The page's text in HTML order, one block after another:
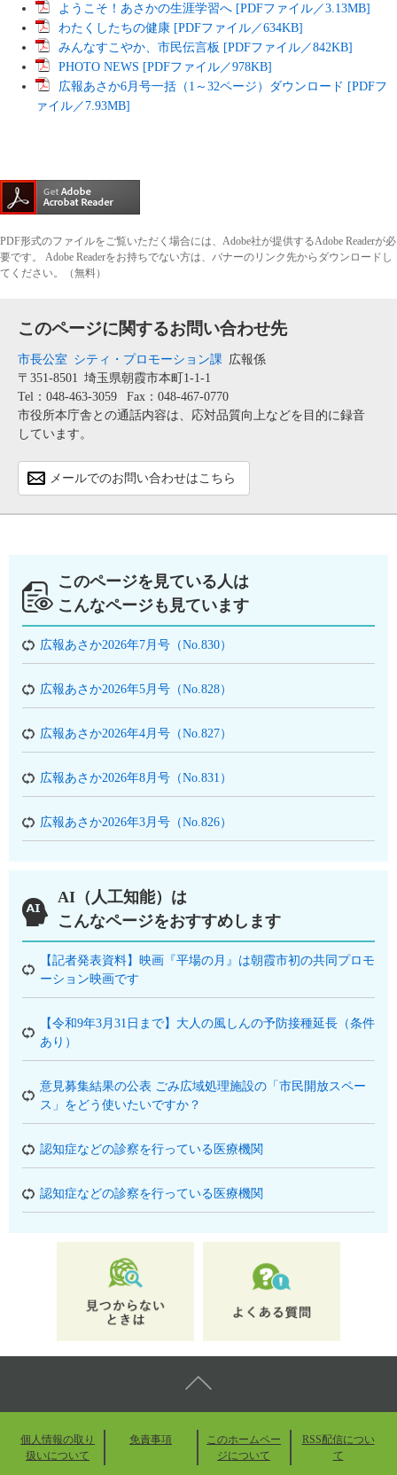
ようこそ！あさかの生涯学習へ [PDFファイル／3.13MB]
わたくしたちの健康 [PDFファイル／634KB]
みんなすこやか、市民伝言板 [PDFファイル／842KB]
PHOTO NEWS [PDFファイル／978KB]
広報あさか6月号一括（1～32ページ）ダウンロード [PDFフ
ァイル／7.93MB]
PDF形式のファイルをご覧いただく場合には、Adobe社が提供するAdobe Readerが必
要です。
Adobe Readerをお持ちでない方は、バナーのリンク先からダウンロードし
てください。（無料）
このページに関するお問い合わせ先
市長公室 シティ・プロモーション課 広報係
〒351-8501 埼玉県朝霞市本町1-1-1
Tel：048-463-3059
Fax：048-467-0770
市役所本庁舎との通話内容は、応対品質向上などを目的に録音
しています。
メールでのお問い合わせはこちら
このページを見ている人は
こんなページも見ています
広報あさか2026年7月号（No.830）
広報あさか2026年5月号（No.828）
広報あさか2026年4月号（No.827）
広報あさか2026年8月号（No.831）
広報あさか2026年3月号（No.826）
AI（人工知能）は
こんなページをおすすめします
【記者発表資料】映画『平場の月』は朝霞市初の共同プロモ
ーション映画です
【令和9年3月31日まで】大人の風しんの予防接種延長（条件
あり）
意見募集結果の公表 ごみ広域処理施設の「市民開放スペー
ス」をどう使いたいですか？
認知症などの診察を行っている医療機関
認知症などの診察を行っている医療機関
個人情報の取り
扱いについて
免責事項
このホームペー
ジについて
RSS配信につい
て